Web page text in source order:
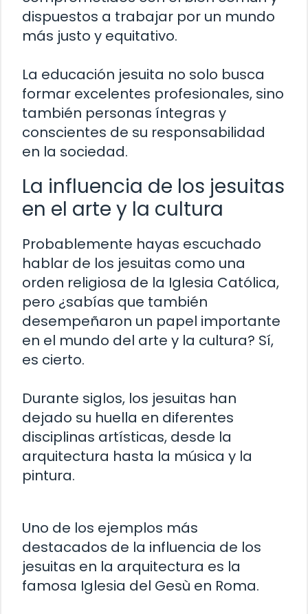
dispuestos a trabajar por un mundo
más justo y equitativo.
La educación jesuita no solo busca
formar excelentes profesionales, sino
también personas íntegras y
conscientes de su responsabilidad
en la sociedad.
La influencia de los jesuitas
en el arte y la cultura
Probablemente hayas escuchado
hablar de los jesuitas como una
orden religiosa de la Iglesia Católica,
pero ¿sabías que también
desempeñaron un papel importante
en el mundo del arte y la cultura? Sí,
es cierto.
Durante siglos, los jesuitas han
dejado su huella en diferentes
disciplinas artísticas, desde la
arquitectura hasta la música y la
pintura.
Uno de los ejemplos más
destacados de la influencia de los
jesuitas en la arquitectura es la
famosa Iglesia del Gesù en Roma.